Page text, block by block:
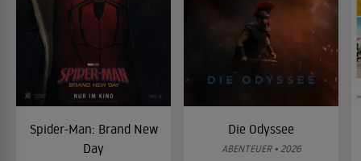
Spider-Man: Brand New
Day
Die Odyssee
ABENTEUER • 2026